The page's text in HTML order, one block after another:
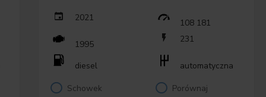
2021
108 181
1995
231
diesel
automatyczna
Schowek
Porównaj